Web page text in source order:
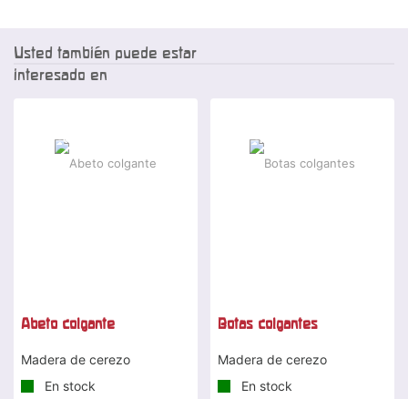
Usted también puede estar
interesado en
-25 %
Abeto colgante
Madera de cerezo
En stock
-20 %
Botas colgantes
Madera de cerezo
En stock